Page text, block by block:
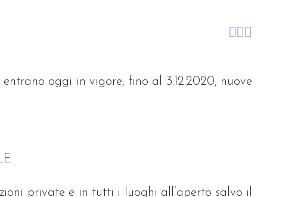

oggi in vigore, fino al 3.12.2020, nuove
private e in tutti i luoghi all’aperto salvo il